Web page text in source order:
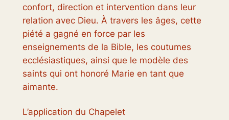
confort, direction et intervention dans leur
relation avec Dieu. À travers les âges, cette
piété a gagné en force par les
enseignements de la Bible, les coutumes
ecclésiastiques, ainsi que le modèle des
saints qui ont honoré Marie en tant que
aimante.
L’application du Chapelet